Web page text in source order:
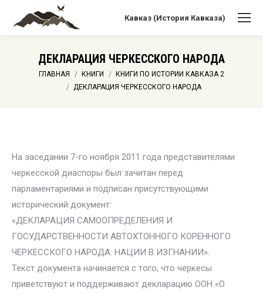
Кавказ (История Кавказа)
ДЕКЛАРАЦИЯ ЧЕРКЕССКОГО НАРОДА
Вы здесь:ГЛАВНАЯ КНИГИ
КНИГИ ПО ИСТОРИИ КАВКАЗА 2
ДЕКЛАРАЦИЯ ЧЕРКЕССКОГО НАРОДА
На заседании 7-го ноября 2011 года представителями
черкесской диаспоры был зачитан перед
парламентариями и подписан присутствующими
исторический документ:
«ДЕКЛАРАЦИЯ САМООПРЕДЕЛЕНИЯ И
ГОСУДАРСТВЕННОСТИ АВТОХТОННОГО КОРЕННОГО
ЧЕРКЕССКОГО НАРОДА: НАЦИИ В ИЗГНАНИИ».
Текст документа начинается с того, что черкесы
приветствуют и поддерживают декларацию ООН «О